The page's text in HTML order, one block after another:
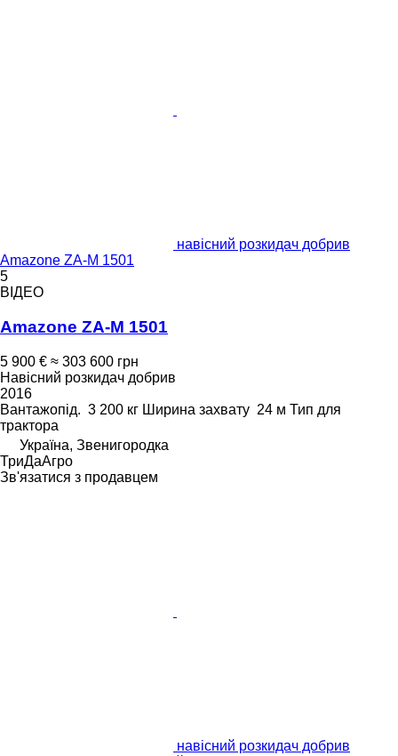
навісний розкидач добрив
Amazone ZA-M 1501
5
ВІДЕО
Amazone ZA-M 1501
5 900 € ≈ 303 600 грн
Навісний розкидач добрив
2016
Вантажопід. 3 200 кг Ширина захвату 24 м Тип для
трактора
Україна, Звенигородка
ТриДаАгро
Зв'язатися з продавцем
навісний розкидач добрив